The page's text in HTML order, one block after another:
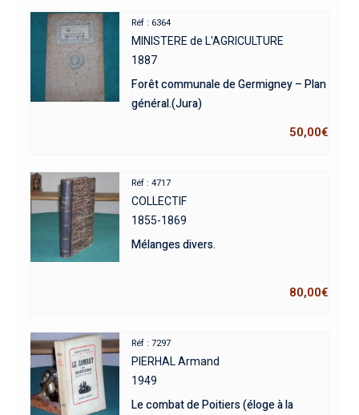
Réf : 6364
MINISTERE de L'AGRICULTURE
1887
Forêt communale de Germigney – Plan
général.(Jura)
50,00€
Réf : 4717
COLLECTIF
1855-1869
Mélanges divers.
80,00€
Réf : 7297
PIERHAL Armand
1949
Le combat de Poitiers (éloge à la